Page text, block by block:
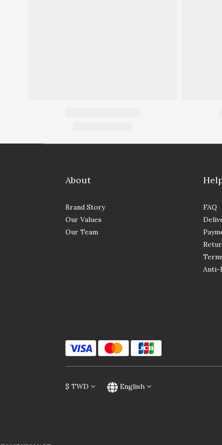
About
Brand Story
Our Values
Our Team
FAQ
Anti-
$ TWD English